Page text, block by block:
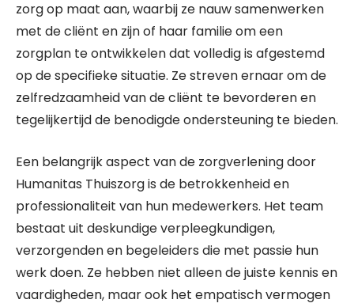
zorg op maat aan, waarbij ze nauw samenwerken
met de cliënt en zijn of haar familie om een
zorgplan te ontwikkelen dat volledig is afgestemd
op de specifieke situatie. Ze streven ernaar om de
zelfredzaamheid van de cliënt te bevorderen en
tegelijkertijd de benodigde ondersteuning te bieden.
Een belangrijk aspect van de zorgverlening door
Humanitas Thuiszorg is de betrokkenheid en
professionaliteit van hun medewerkers. Het team
bestaat uit deskundige verpleegkundigen,
verzorgenden en begeleiders die met passie hun
werk doen. Ze hebben niet alleen de juiste kennis en
vaardigheden, maar ook het empatisch vermogen